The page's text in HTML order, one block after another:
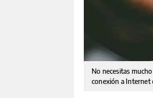
No necesitas
conexión a Internet